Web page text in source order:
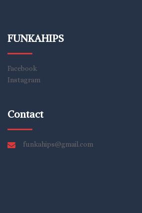
FUNKAHIPS
Facebook
Instagram
Contact
funkahips@gmail.com